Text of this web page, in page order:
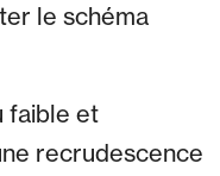
le schéma
faible et
recrudescence